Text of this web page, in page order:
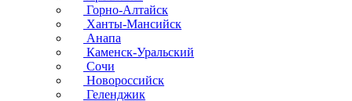
Горно-Алтайск
Ханты-Мансийск
Анапа
Каменск-Уральский
Сочи
Новороссийск
Геленджик